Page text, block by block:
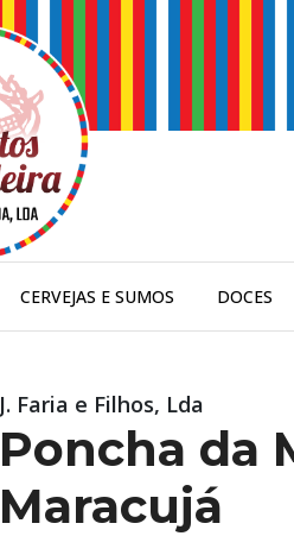
CERVEJAS E SUMOS DOCES
J. Faria e Filhos, Lda
Poncha da
Maracujá